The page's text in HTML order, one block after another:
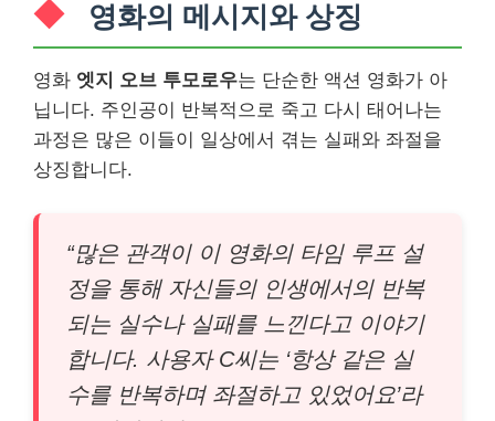
영화의 메시지와 상징
영화 엣지 오브 투모로우는 단순한 액션 영화가 아
닙니다. 주인공이 반복적으로 죽고 다시 태어나는
과정은 많은 이들이 일상에서 겪는 실패와 좌절을
상징합니다.
“많은 관객이 이 영화의 타임 루프 설
정을 통해 자신들의 인생에서의 반복
되는 실수나 실패를 느낀다고 이야기
합니다. 사용자 C씨는 ‘항상 같은 실
수를 반복하며 좌절하고 있었어요’라